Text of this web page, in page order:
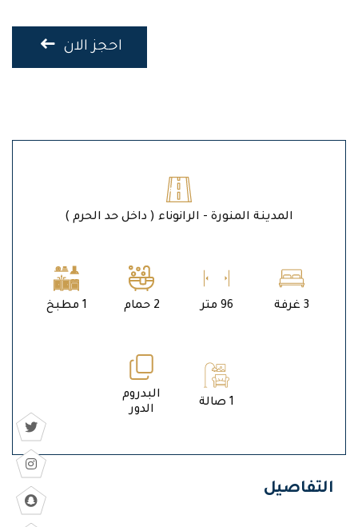
احجز الان
المدينة المنورة - الرانوناء ( داخل حد الحرم )
3 غرفة 96 متر 2 حمام 1 مطبخ
1 صالة
البدروم
الدور
التفاصيل